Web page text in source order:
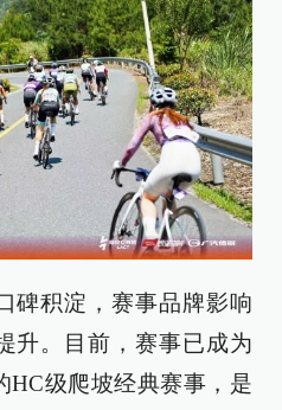
碑积淀，赛事品牌影响
升。目前，赛事已成为
HC级爬坡经典赛事，是